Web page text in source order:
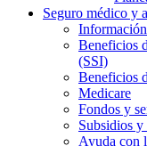
Seguro médico y
Beneficios
(SSI)
Beneficios
Medicare
Fondos y
Subsidios y
Ayuda con